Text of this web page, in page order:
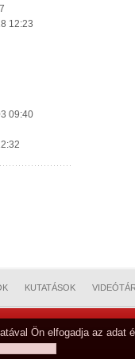
12:23
09:40
KUTATÁSOK VIDEÓTÁR
Ön elfogadja az